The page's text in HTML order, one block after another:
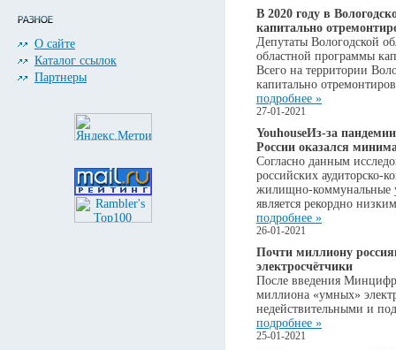
О сайте
Каталог ссылок
Партнеры
В 2020 году в
капитально
Депутаты Вологодской
областной программы
Всего на территории
капитально
подробнее »
27-01-2021
YouhouseИз-за
России оказался
Согласно данным
российских аудиторско-
жилищно-коммунальные
является рекордно
подробнее »
26-01-2021
Почти миллиону
электросчётчики
После введения
миллиона «умных»
недействительными и
подробнее »
25-01-2021